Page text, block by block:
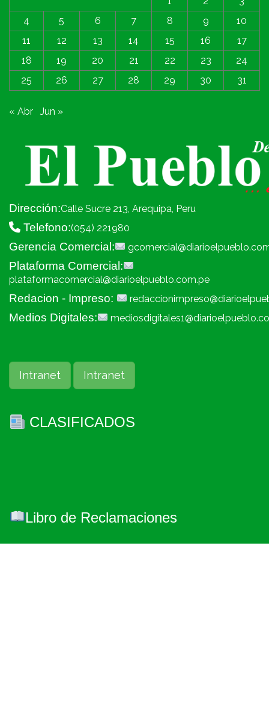
4
5 6 7 8 9
10
11
12 13 14 15 16
17
18
19 20 21 22 23
24
25
26 27 28 29 30 31
« Abr Jun »
Dirección:Calle Sucre 213, Arequipa, Peru
Telefono:(054) 221980
Gerencia Comercial:
Plataforma Comercial:
plataformacomercial@diarioelpueblo.com.pe
Redacion - Impreso:
Medios Digitales:
Intranet Intranet
CLASIFICADOS
Libro de Reclamaciones